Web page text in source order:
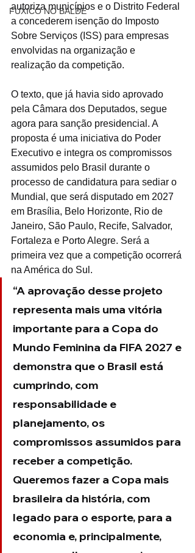
FUXICO NO BALDE
autoriza municípios e o Distrito Federal
a concederem isenção do Imposto
Sobre Serviços (ISS) para empresas
envolvidas na organização e
realização da competição.
O texto, que já havia sido aprovado
pela Câmara dos Deputados, segue
agora para sanção presidencial. A
proposta é uma iniciativa do Poder
Executivo e integra os compromissos
assumidos pelo Brasil durante o
processo de candidatura para sediar o
Mundial, que será disputado em 2027
em Brasília, Belo Horizonte, Rio de
Janeiro, São Paulo, Recife, Salvador,
Fortaleza e Porto Alegre. Será a
primeira vez que a competição ocorrerá
na América do Sul.
“A aprovação desse projeto
representa mais uma vitória
importante para a Copa do
Mundo Feminina da FIFA 2027 e
demonstra que o Brasil está
cumprindo, com
responsabilidade e
planejamento, os
compromissos assumidos para
receber a competição.
Queremos fazer a Copa mais
brasileira da história, com
legado para o esporte, para a
economia e, principalmente,